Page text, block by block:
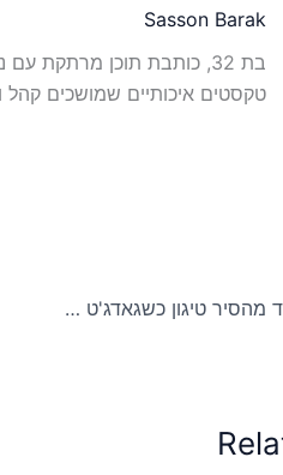
Sasson Barak
בת 32, כותבת תוכן מרתקת
טקסטים איכותיים שמושכים
שף חושף למה תפרד מהסיר טיגון כשגאדג'ט חדש מבשל 9 דרכים שונות